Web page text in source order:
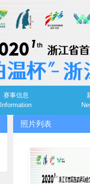
赛事信息
Information
照片列表